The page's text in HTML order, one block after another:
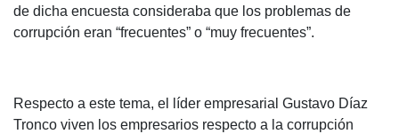
de dicha encuesta consideraba que los problemas de
corrupción eran “frecuentes” o “muy frecuentes”.
Respecto a este tema, el líder empresarial Gustavo Díaz
Tronco viven los empresarios respecto a la corrupción